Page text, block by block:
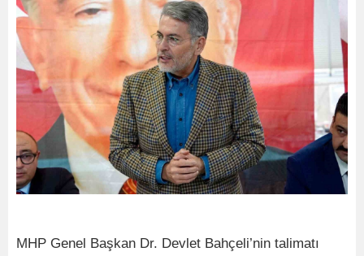
MHP Genel Başkan Dr. Devlet Bahçeli’nin talimatı